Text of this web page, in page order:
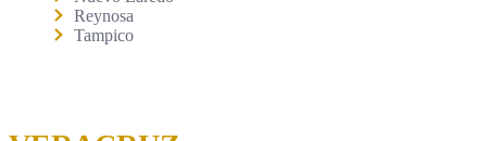
Reynosa
Tampico